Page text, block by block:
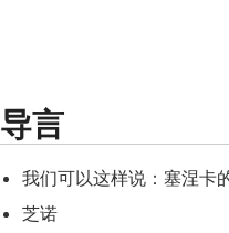
导言
我们可以这样说：塞涅卡
芝诺